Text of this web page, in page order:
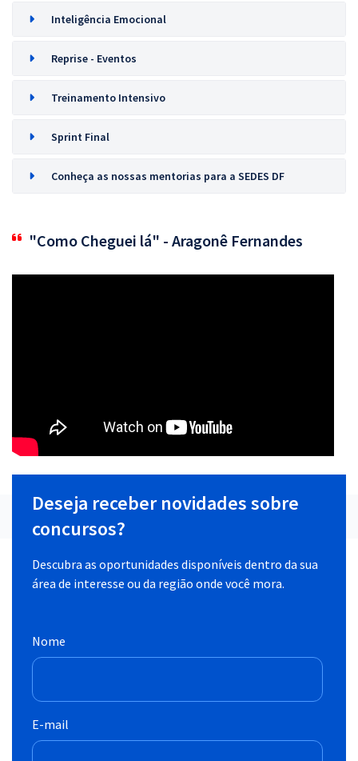
Inteligência Emocional
Reprise - Eventos
Treinamento Intensivo
Sprint Final
Conheça as nossas mentorias para a SEDES DF
"Como Cheguei lá" - Aragonê Fernandes
Deseja receber novidades sobre
concursos?
Descubra as oportunidades disponíveis dentro da sua
área de interesse ou da região onde você mora.
Nome
E-mail